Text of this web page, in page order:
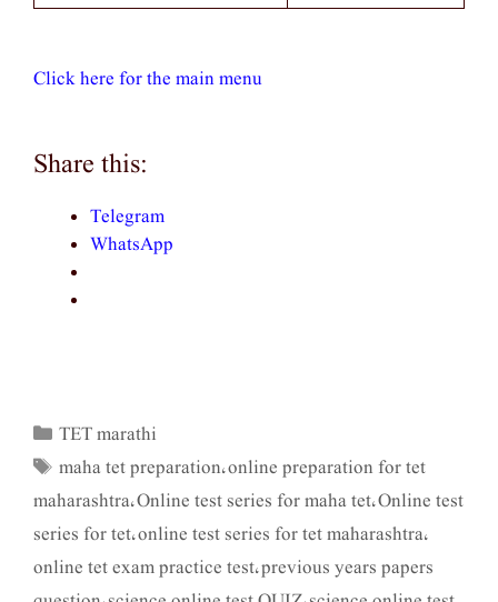
Click here for the main menu
Share this:
Telegram
WhatsApp
Categories
TET marathi
Tags
maha tet preparation,online preparation for tet
maharashtra, Online test series for maha tet, Online test
series for tet, online test series for tet maharashtra,
online tet exam practice test, previous years papers